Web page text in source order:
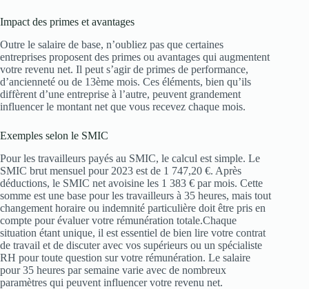
Impact des primes et avantages
Outre le salaire de base, n’oubliez pas que certaines
entreprises proposent des primes ou avantages qui augmentent
votre revenu net. Il peut s’agir de primes de performance,
d’ancienneté ou de 13ème mois. Ces éléments, bien qu’ils
diffèrent d’une entreprise à l’autre, peuvent grandement
influencer le montant net que vous recevez chaque mois.
Exemples selon le SMIC
Pour les travailleurs payés au SMIC, le calcul est simple. Le
SMIC brut mensuel pour 2023 est de 1 747,20 €. Après
déductions, le SMIC net avoisine les 1 383 € par mois. Cette
somme est une base pour les travailleurs à 35 heures, mais tout
changement horaire ou indemnité particulière doit être pris en
compte pour évaluer votre rémunération totale.Chaque
situation étant unique, il est essentiel de bien lire votre contrat
de travail et de discuter avec vos supérieurs ou un spécialiste
RH pour toute question sur votre rémunération. Le salaire
pour 35 heures par semaine varie avec de nombreux
paramètres qui peuvent influencer votre revenu net.